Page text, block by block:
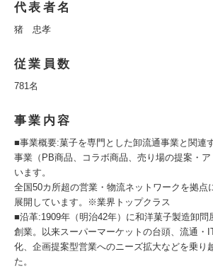
代表者名
猪 忠孝
従業員数
781名
事業内容
■事業概要:菓子を専門とした卸流通事業と関連
事業（PB商品、コラボ商品、売り場の提案・
います。
全国50カ所超の営業・物流ネットワークを拠点
展開しています。※業界トップクラス
■沿革:1909年（明治42年）に和洋菓子製造卸問
創業。以来スーパーマーケットの台頭、流通・
化、企画提案型営業へのニーズ拡大などを乗り
た。